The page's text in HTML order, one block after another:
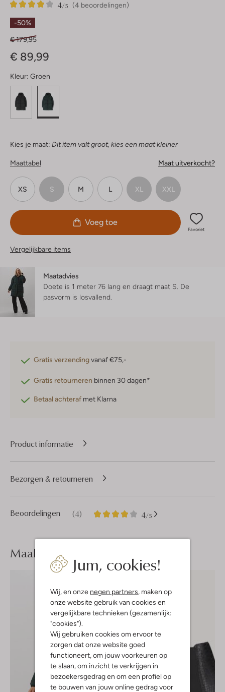
Jum, cookies!
Wij, en onze negen partners , maken op
onze website gebruik van cookies en
vergelijkbare technieken (gezamenlijk:
"cookies").
Wij gebruiken cookies om ervoor te
zorgen dat onze website goed
functioneert, om jouw voorkeuren op
te slaan, om inzicht te verkrijgen in
bezoekersgedrag en om een profiel op
te bouwen van jouw online gedrag voor
(4 beoordelingen)
4/5
4
4
Sterren
-50%
€ 179,95
€ 89,99
Kleur: Groen
Kies je maat: Dit item valt groot, kies een maat kleiner
Maattabel Maat uitverkocht?
XS S M L XL XXL
Voeg toe
Favoriet
Vergelijkbare items
Maatadvies
Doete is 1 meter 76 lang en draagt maat S. De
pasvorm is losvallend
Gratis verzendingvanaf €75,-
Gratis retourneren binnen 30 dagen*
Betaal achteraf met Klarna
Product informatie
Beoordelingen (4) 4/5
4
4
Bezorgen & retourneren
Maak je look compleet